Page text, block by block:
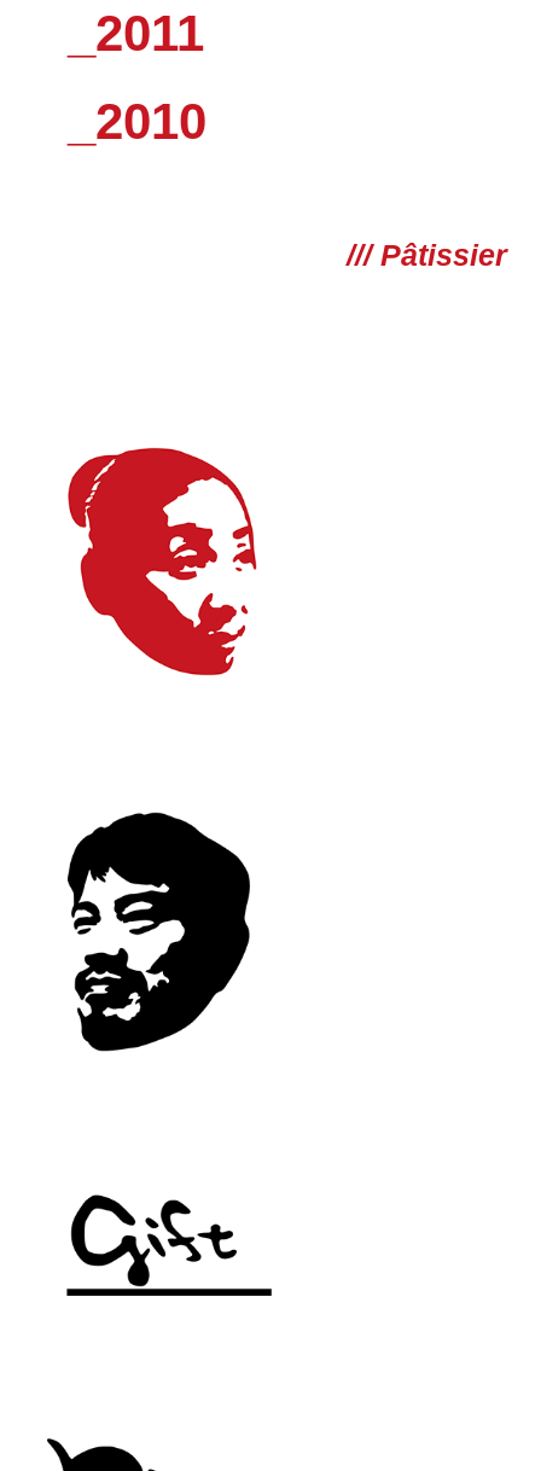
_2011
_2010
/// Pâtissier